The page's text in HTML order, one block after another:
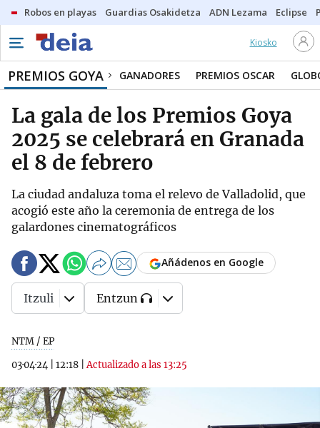
Robos en playas Guardias Osakidetza ADN Lezama Eclipse
Kiosko
PREMIOS GOYA GANADORES PREMIOS OSCAR
La gala de los Premios Goya
2025 se celebrará en Granada
el 8 de febrero
La ciudad andaluza toma el relevo de Valladolid, que
acogió este año la ceremonia de entrega de los
galardones cinematográficos
NTM / EP
03·04·24
12:18 |Actualizado a las 13:25
Añádenos en Google
Itzuli Entzun